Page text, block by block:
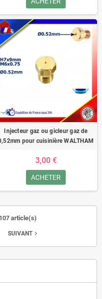
Injecteur gaz ou gicleur gaz de
pour cuisinière WALTHAM
3,00 €
ACHETER
article(s)
SUIVANTnavigate_next